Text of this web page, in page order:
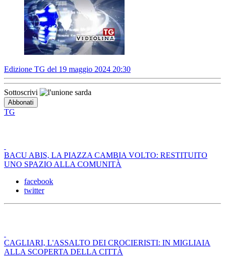
Edizione TG del 19 maggio 2024 20:30
Sottoscrivi
TG
BACU ABIS, LA PIAZZA CAMBIA VOLTO: RESTITUITO
UNO SPAZIO ALLA COMUNITÀ
facebook
twitter
CAGLIARI, L'ASSALTO DEI CROCIERISTI: IN MIGLIAIA
ALLA SCOPERTA DELLA CITTÀ